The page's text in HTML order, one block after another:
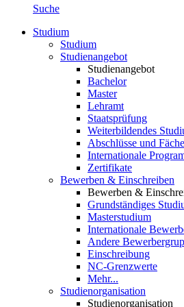
Suche
Studium
Studium
Studienangebot
Studienangebot
Bachelor
Master
Lehramt
Staatsprüfung
Weiterbildendes
Abschlüsse und
Internationale
Zertifikate
Bewerben & Einschreiben
Bewerben &
Grundständiges
Masterstudium
Internationale
Andere
Einschreibung
NC-Grenzwerte
Mehr...
Studienorganisation
Studienorganisation